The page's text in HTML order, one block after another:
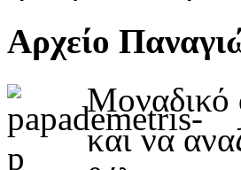
Αρχείο
Μοναδικό
και να